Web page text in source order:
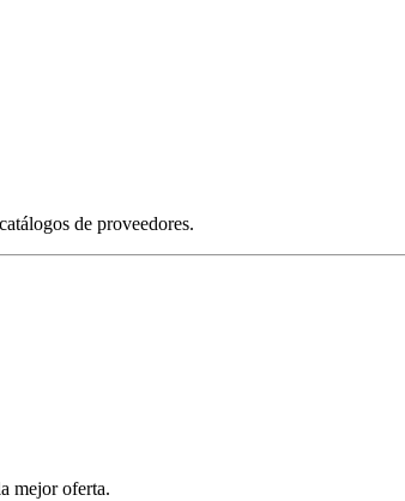
de proveedores.
mejor oferta.